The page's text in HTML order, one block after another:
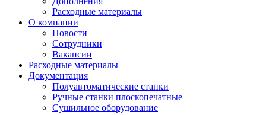
Расходные материалы
О компании
Новости
Сотрудники
Вакансии
Расходные материалы
Документация
Полуавтоматические станки
Ручные станки плоскопечатные
Сушильное оборудование